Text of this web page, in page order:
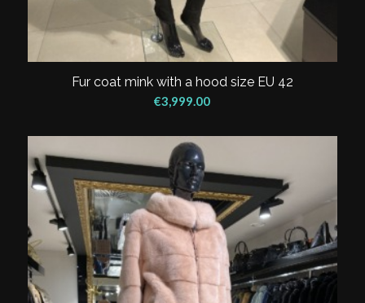
Fur coat mink with a hood size EU 42
€3,999.00